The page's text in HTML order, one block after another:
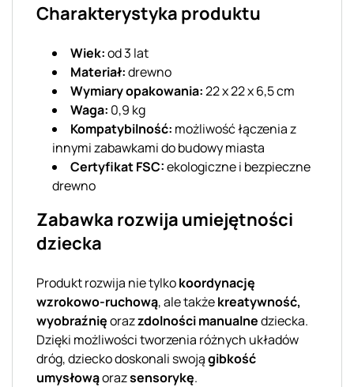
Charakterystyka produktu
Wiek:od 3 lat
Materiał:drewno
Wymiary opakowania:22 x 22 x 6,5 cm
Waga: 0,9 kg
Kompatybilność: możliwość łączenia z
innymi zabawkami do budowy miasta
Certyfikat FSC:ekologiczne i bezpieczne
drewno
Zabawka rozwija umiejętności
dziecka
Produkt rozwija nie tylkokoordynację
wzrokowo-ruchową, ale takżekreatywność,
wyobraźnięorazzdolności manualnedziecka.
Dzięki możliwości tworzenia różnych układów
dróg, dziecko doskonali swojągibkość
umysłowąorazsensorykę.